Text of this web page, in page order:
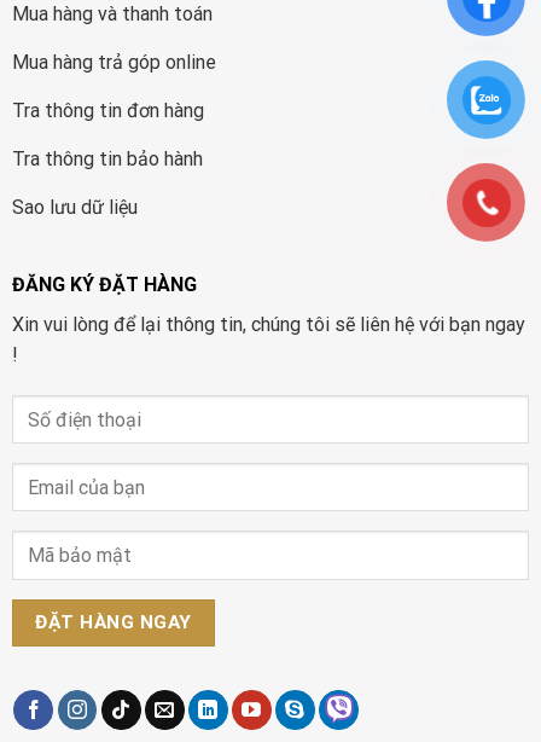
Mua hàng và thanh toán
Mua hàng trả góp online
Tra thông tin đơn hàng
Tra thông tin bảo hành
Sao lưu dữ liệu
ĐĂNG KÝ ĐẶT HÀNG
Xin vui lòng để lại thông tin, chúng tôi sẽ liên hệ với bạn ngay
!